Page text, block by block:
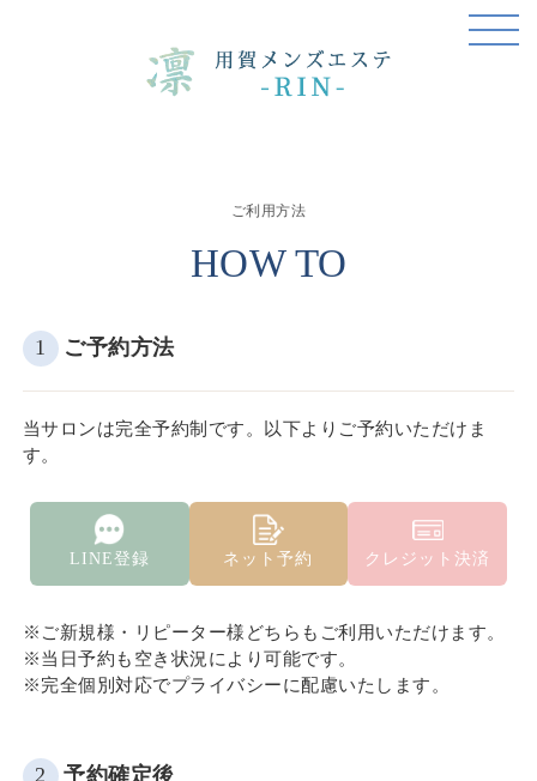
ご利用方法
HOW TO
1 ご予約方法
当サロンは完全予約制です。以下よりご予約いただけま
す。
LINE登録 ネット予約 クレジット決済
※ご新規様・リピーター様どちらもご利用いただけます。
※当日予約も空き状況により可能です。
※完全個別対応でプライバシーに配慮いたします。
2 予約確定後